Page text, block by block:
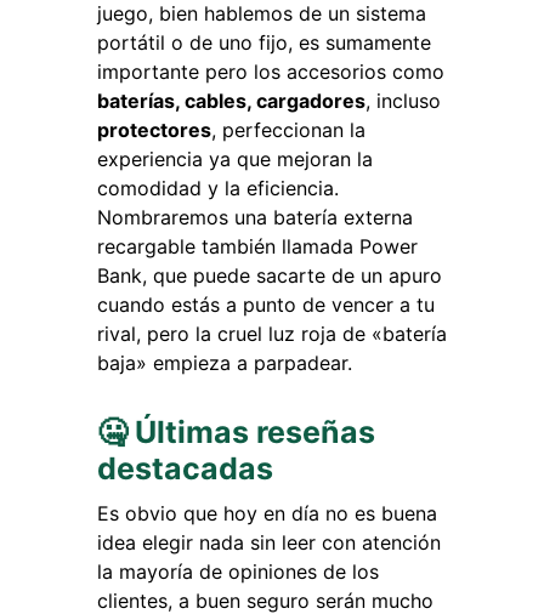
juego, bien hablemos de un sistema
portátil o de uno fijo, es sumamente
importante pero los accesorios como
baterías, cables, cargadores, incluso
protectores, perfeccionan la
experiencia ya que mejoran la
comodidad y la eficiencia.
Nombraremos una batería externa
recargable también llamada Power
Bank, que puede sacarte de un apuro
cuando estás a punto de vencer a tu
rival, pero la cruel luz roja de «batería
baja» empieza a parpadear.
🤐 Últimas reseñas
destacadas
Es obvio que hoy en día no es buena
idea elegir nada sin leer con atención
la mayoría de opiniones de los
clientes, a buen seguro serán mucho